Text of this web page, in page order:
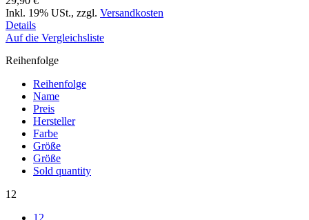
Inkl. 19% USt., zzgl. Versandkosten
Details
Auf die Vergleichsliste
Reihenfolge
Reihenfolge
Name
Preis
Hersteller
Farbe
Größe
Größe
Sold quantity
12
12